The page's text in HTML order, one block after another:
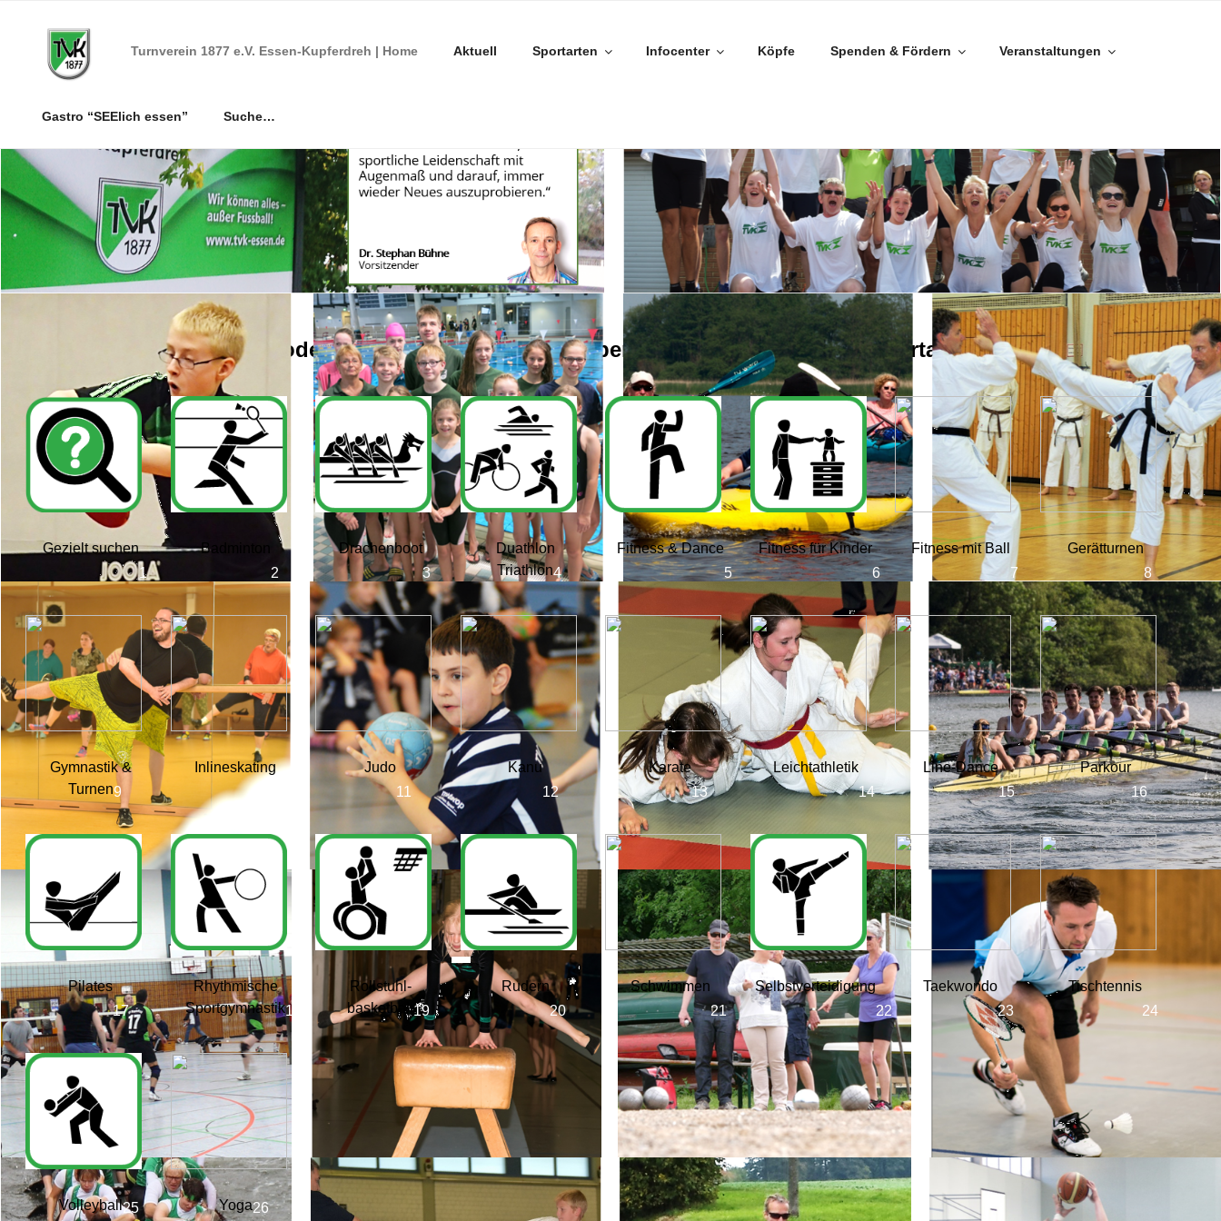
Turnverein 1877 e.V. Essen-Kupferdreh | Home Aktuell Sportarten Infocenter Köpfe Spenden & Fördern Veranstaltungen
Gastro “SEElich essen” Suche…
Bleibe aktiv oder werde es mit uns - wir haben eine große Vielfalt an Sportarten für Dich
Gezielt suchen Badminton Drachenboot
Duathlon
Triathlon
Fitness & Dance Fitness für Kinder Fitness mit Ball Gerätturnen
Gymnastik &
Turnen
Inlineskating Judo Kanu Karate Leichtathletik Line-Dance Parkour
Pilates
Rhythmische
Sportgymnastik
Rollstuhl-
basketball
Rudern Schwimmen Selbstverteidigung Taekwondo Tischtennis
Volleyball Yoga